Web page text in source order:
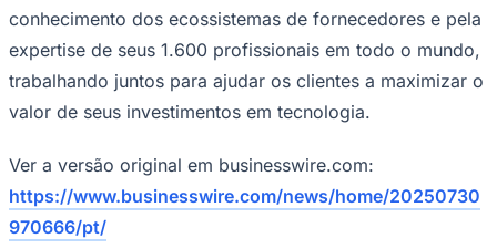
conhecimento dos ecossistemas de fornecedores e pela
expertise de seus 1.600 profissionais em todo o mundo,
trabalhando juntos para ajudar os clientes a maximizar o
valor de seus investimentos em tecnologia.
Ver a versão original em businesswire.com:
https://www.businesswire.com/news/home/20250730
970666/pt/